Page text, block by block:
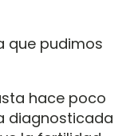
que pudimos
hace poco
diagnosticada